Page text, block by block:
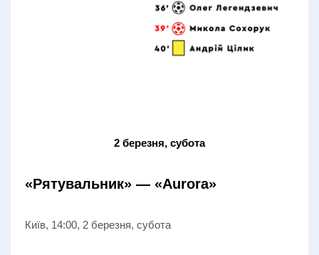
2 березня, субота
«Рятувальник» — «Aurora»
Київ, 14:00, 2 березня, субота